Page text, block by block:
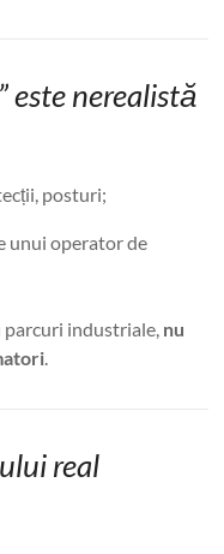
este nerealistă
posturi;
unui operator de
industriale, nu
.
real